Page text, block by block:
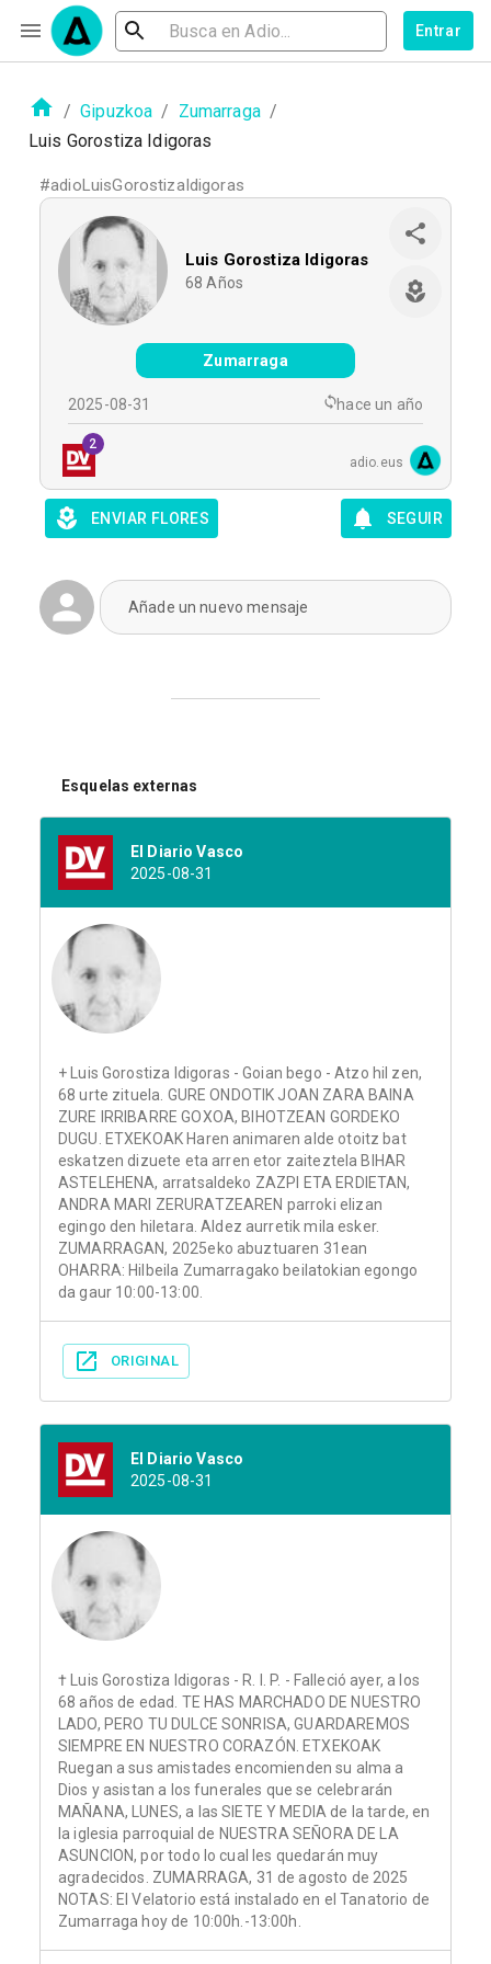
Entrar
/ Gipuzkoa / Zumarraga /
Luis Gorostiza Idigoras
#adioLuisGorostizaIdigoras
Luis Gorostiza Idigoras
68 Años
Zumarraga
2025-08-31 hace un año
2
adio.eus
ENVIAR FLORES SEGUIR
Añade un nuevo mensaje
Esquelas externas
El Diario Vasco
2025-08-31
+ Luis Gorostiza Idigoras - Goian bego - Atzo hil zen,
68 urte zituela. GURE ONDOTIK JOAN ZARA BAINA
ZURE IRRIBARRE GOXOA, BIHOTZEAN GORDEKO
DUGU. ETXEKOAK Haren animaren alde otoitz bat
eskatzen dizuete eta arren etor zaiteztela BIHAR
ASTELEHENA, arratsaldeko ZAZPI ETA ERDIETAN,
ANDRA MARI ZERURATZEAREN parroki elizan
egingo den hiletara. Aldez aurretik mila esker.
ZUMARRAGAN, 2025eko abuztuaren 31ean
OHARRA: Hilbeila Zumarragako beilatokian egongo
da gaur 10:00-13:00.
ORIGINAL
El Diario Vasco
2025-08-31
† Luis Gorostiza Idigoras - R. I. P. - Falleció ayer, a los
68 años de edad. TE HAS MARCHADO DE NUESTRO
LADO, PERO TU DULCE SONRISA, GUARDAREMOS
SIEMPRE EN NUESTRO CORAZÓN. ETXEKOAK
Ruegan a sus amistades encomienden su alma a
Dios y asistan a los funerales que se celebrarán
MAÑANA, LUNES, a las SIETE Y MEDIA de la tarde, en
la iglesia parroquial de NUESTRA SEÑORA DE LA
ASUNCION, por todo lo cual les quedarán muy
agradecidos. ZUMARRAGA, 31 de agosto de 2025
NOTAS: El Velatorio está instalado en el Tanatorio de
Zumarraga hoy de 10:00h.-13:00h.